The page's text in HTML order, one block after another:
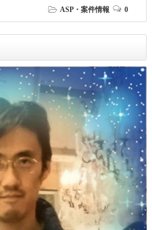
ASP・案件情報 0